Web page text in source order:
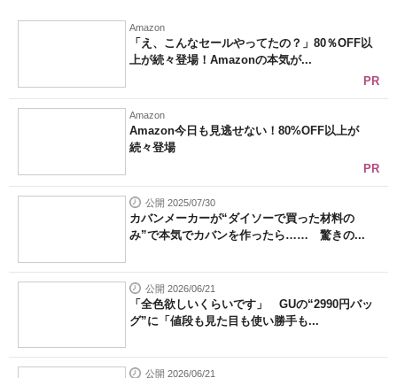
Amazon
「え、こんなセールやってたの？」80％OFF以
上が続々登場！Amazonの本気が...
PR
Amazon
Amazon今日も見逃せない！80%OFF以上が
続々登場
PR
公開 2025/07/30
カバンメーカーが“ダイソーで買った材料の
み”で本気でカバンを作ったら…… 驚きの...
公開 2026/06/21
「全色欲しいくらいです」 GUの“2990円バッ
グ”に「値段も見た目も使い勝手も...
公開 2026/06/21